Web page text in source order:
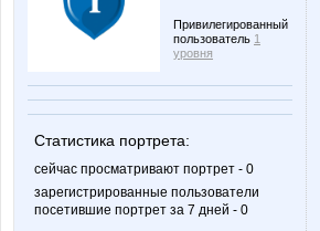
Привилегированный
пользователь 1
уровня
Статистика портрета:
сейчас просматривают портрет - 0
зарегистрированные пользователи
посетившие портрет за 7 дней - 0